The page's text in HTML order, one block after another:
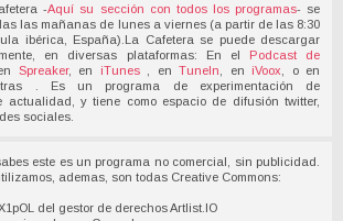
-Aquí su sección con todos los programas- se
las mañanas de lunes a viernes (a partir de las 8:30
ibérica, España).La Cafetera se puede descargar
en diversas plataformas: En el Podcast de
Spreaker, en iTunes , enTuneIn , en iVoox , o en
. Es un programa de experimentación de
actualidad, y tiene como espacio de difusión twitter,
sociales.
este es un programa no comercial, sin publicidad.
ademas, son todas Creative Commons:
del gestor de derechos Artlist.IO